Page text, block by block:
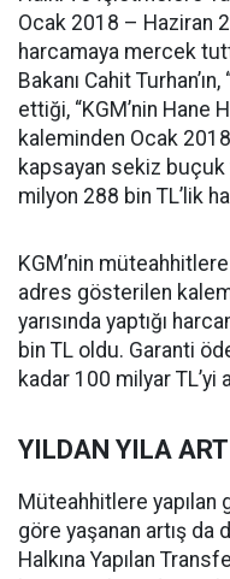
Ocak 2018 – Haziran
harcamaya mercek
Bakanı Cahit
ettiği, “KGM’nin Hane
kaleminden Ocak
kapsayan sekiz buçuk
milyon 288 bin TL’lik
KGM’nin
adres gösterilen
yarısında yaptığı
bin TL oldu. Garanti
kadar 100 milyar TL’yi
YILDAN YILA
Müteahhitlere yapılan
göre yaşanan artış da
Halkına Yapılan